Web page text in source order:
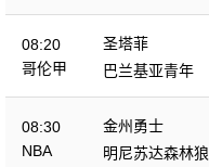
08:20
哥伦甲
圣塔菲
巴兰基亚青年
08:30
NBA
金州勇士
明尼苏达森林狼